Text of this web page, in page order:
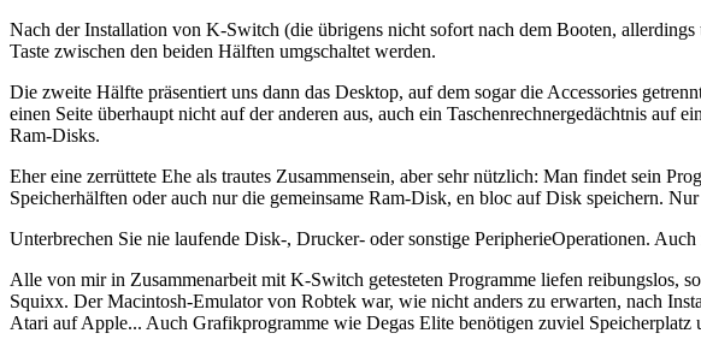
Nach der Installation von K-Switch (die übrigens nicht sofort nach dem Booten,
Taste zwischen den beiden Hälften umgschaltet werden.
Die zweite Hälfte präsentiert uns dann das Desktop, auf dem sogar die Accessories
einen Seite überhaupt nicht auf der anderen aus, auch ein Taschenrechnergedächtnis auf
Ram-Disks.
Eher eine zerrüttete Ehe als trautes Zusammensein, aber sehr nützlich: Man findet sein
Speicherhälften oder auch nur die gemeinsame Ram-Disk, en bloc auf Disk speichern. Nur
Unterbrechen Sie nie laufende Disk-, Drucker- oder sonstige PeripherieOperationen.
Alle von mir in Zusammenarbeit mit K-Switch getesteten Programme liefen reibungslos,
Squixx. Der Macintosh-Emulator von Robtek war, wie nicht anders zu erwarten, nach
Atari auf Apple... Auch Grafikprogramme wie Degas Elite benötigen zuviel Speicherplatz